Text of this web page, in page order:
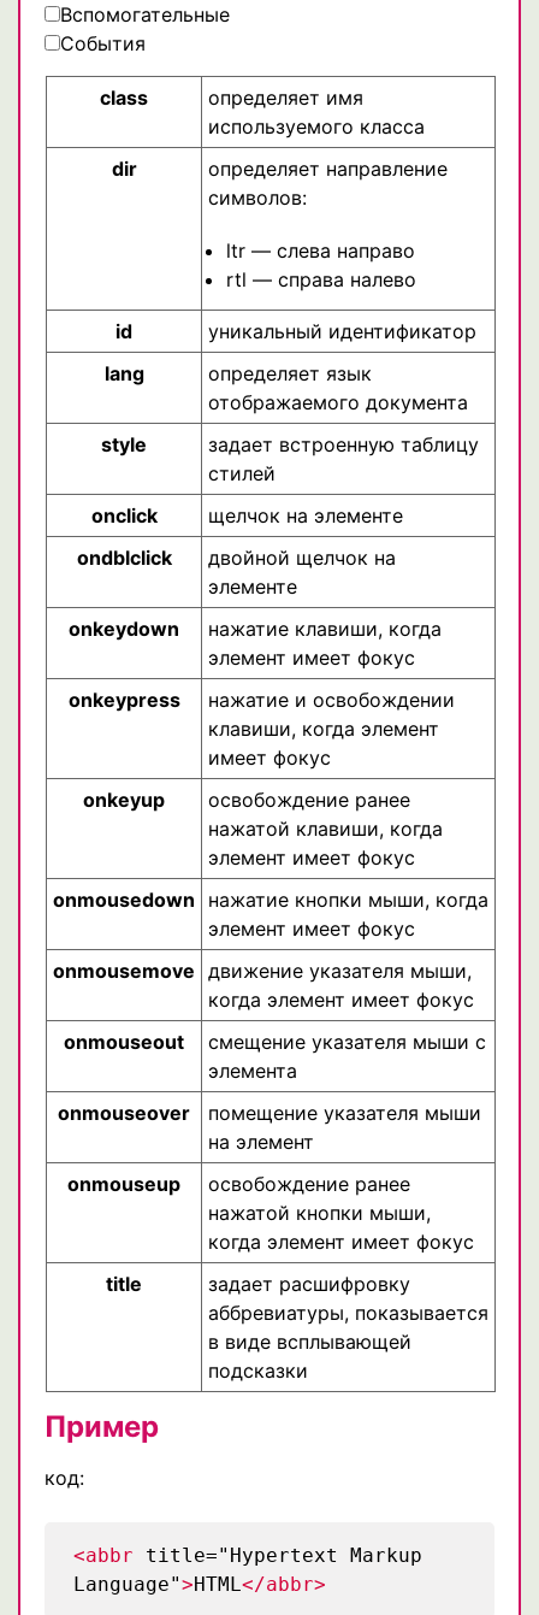
Вспомогательные
События
class
определяет имя
используемого класса
dir
определяет направление
символов:
ltr — слева направо
rtl — справа налево
id
уникальный идентификатор
lang
определяет язык
отображаемого документа
style
задает встроенную таблицу
стилей
onclick
щелчок на элементе
ondblclick
двойной щелчок на
элементе
onkeydown
нажатие клавиши, когда
элемент имеет фокус
onkeypress
нажатие и освобождении
клавиши, когда элемент
имеет фокус
onkeyup
освобождение ранее
нажатой клавиши, когда
элемент имеет фокус
onmousedown
нажатие кнопки мыши, когда
элемент имеет фокус
onmousemove движение указателя мыши,
когда элемент имеет фокус
onmouseout
смещение указателя мыши с
элемента
onmouseover
помещение указателя мыши
на элемент
onmouseup
освобождение ранее
нажатой кнопки мыши,
когда элемент имеет фокус
title
задает расшифровку
аббревиатуры, показывается
в виде всплывающей
подсказки
Пример
код:
<abbr title="Hypertext Markup
Language">HTML</abbr>